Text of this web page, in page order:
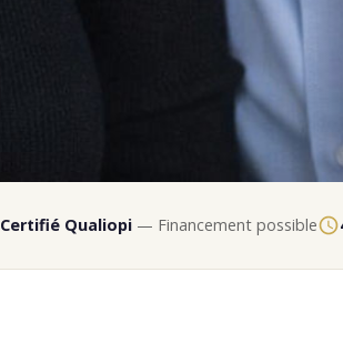
Certifié Qualiopi — Financement possible